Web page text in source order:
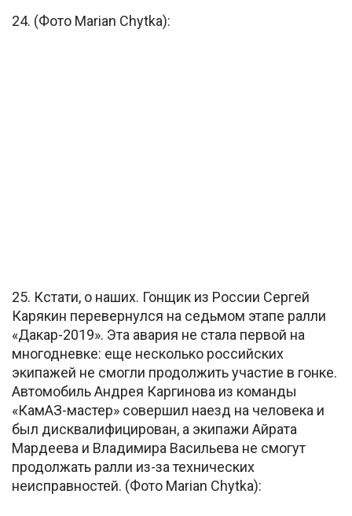
24. (Фото Marian Chytka):
25. Кстати, о наших. Гонщик из России Сергей
Карякин перевернулся на седьмом этапе ралли
«Дакар-2019». Эта авария не стала первой на
многодневке: еще несколько российских
экипажей не смогли продолжить участие в гонке.
Автомобиль Андрея Каргинова из команды
«КамАЗ-мастер» совершил наезд на человека и
был дисквалифицирован, а экипажи Айрата
Мардеева и Владимира Васильева не смогут
продолжать ралли из-за технических
неисправностей. (Фото Marian Chytka):